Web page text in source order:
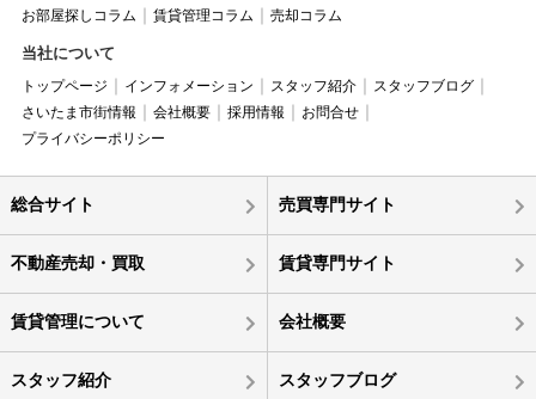
お部屋探しコラム 賃貸管理コラム 売却コラム
当社について
トップページ インフォメーション スタッフ紹介
スタッフブログ
さいたま市街情報
会社概要 採用情報
お問合せ
プライバシーポリシー
総合サイト 売買専門サイト
不動産売却・買取 賃貸専門サイト
賃貸管理について 会社概要
スタッフ紹介 スタッフブログ